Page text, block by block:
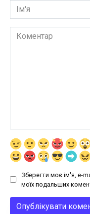
Ім'я
Коментар
Зберегти моє ім'я, e-
моїх подальших